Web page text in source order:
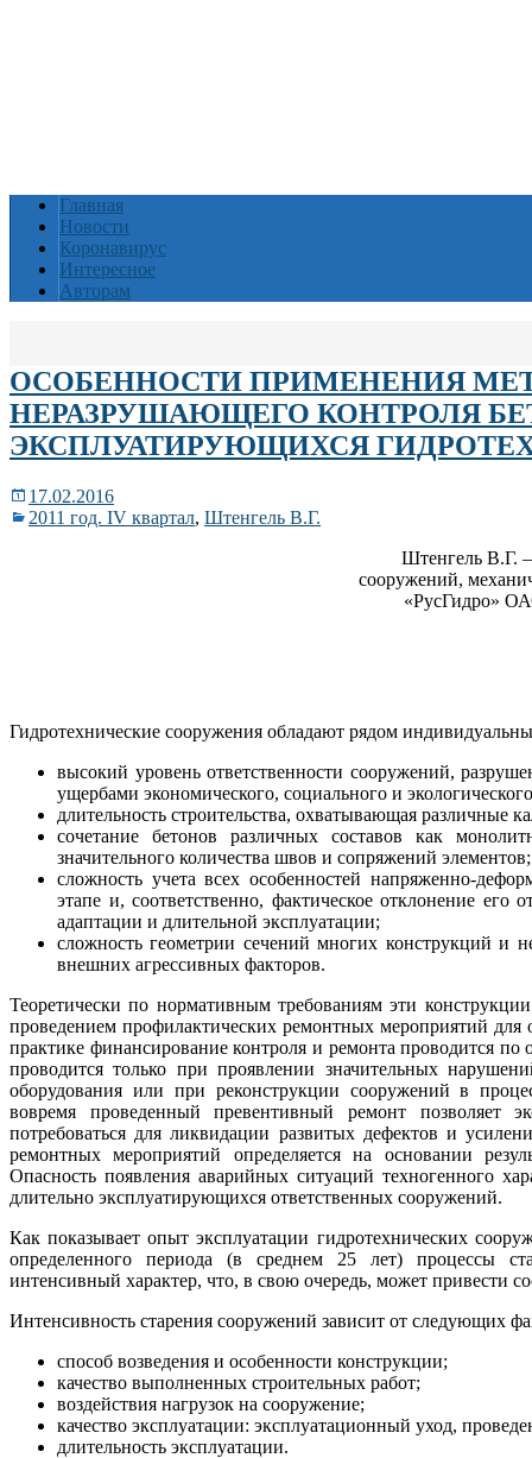
Главная
Новости
Коронавирус
Интересное
Авторам
ОСОБЕННОСТИ ПРИМЕНЕНИЯ
НЕРАЗРУШАЮЩЕГО КОНТРОЛЯ
ЭКСПЛУАТИРУЮЩИХСЯ
17.02.2016
2011 год. IV квартал, Штенгель В.Г.
Штенгель В.Г.
сооружений,
«РусГидро»
Гидротехнические сооружения обладают рядом
высокий уровень ответственности сооружений,
ущербами экономического, социального и
длительность строительства, охватывающая различные
сочетание бетонов различных составов как
значительного количества швов и сопряжений элементов;
сложность учета всех особенностей напряженно-
этапе и, соответственно, фактическое отклонение его
адаптации и длительной эксплуатации;
сложность геометрии сечений многих конструкций и
внешних агрессивных факторов.
Теоретически по нормативным требованиям эти
проведением профилактических ремонтных мероприятий
практике финансирование контроля и ремонта проводится по
проводится только при проявлении значительных
оборудования или при реконструкции сооружений в
вовремя проведенный превентивный ремонт позволяет
потребоваться для ликвидации развитых дефектов и
ремонтных мероприятий определяется на основании
Опасность появления аварийных ситуаций техногенного
длительно эксплуатирующихся ответственных сооружений.
Как показывает опыт эксплуатации гидротехнических
определенного периода (в среднем 25 лет) процессы
интенсивный характер, что, в свою очередь, может привести
Интенсивность старения сооружений зависит от следующих
способ возведения и особенности конструкции;
качество выполненных строительных работ;
воздействия нагрузок на сооружение;
качество эксплуатации: эксплуатационный уход,
длительность эксплуатации.